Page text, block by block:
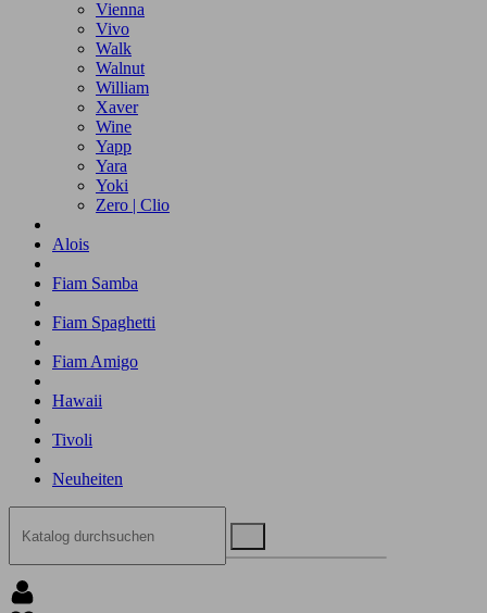
Vienna
Vivo
Walk
Walnut
William
Xaver
Wine
Yapp
Yara
Yoki
Zero | Clio
Alois
Fiam Samba
Fiam Spaghetti
Fiam Amigo
Hawaii
Tivoli
Neuheiten